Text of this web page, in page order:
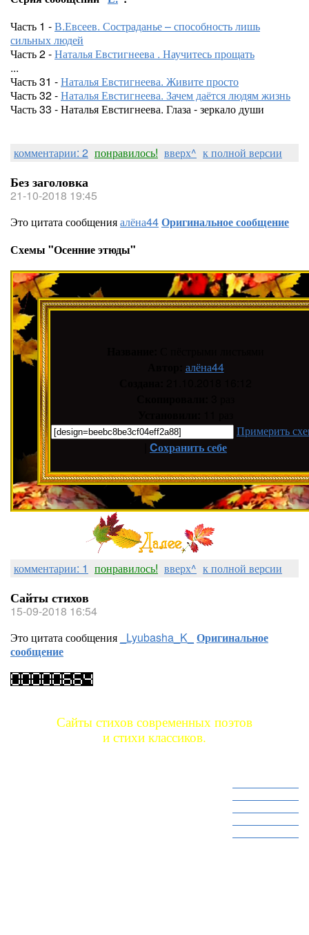
Часть 1 -В.Евсеев. Состраданье – способность лишь
сильных людей
Часть 2 -Наталья Евстигнеева . Научитесь прощать
...
Часть 31 -Наталья Евстигнеева. Живите просто
Часть 32 -Наталья Евстигнеева. Зачем даётся людям жизнь
Часть 33 - Наталья Евстигнеева. Глаза - зеркало души
комментарии: 2 понравилось! вверх^ к полной версии
Без заголовка
21-10-2018 19:45
Это цитата сообщенияалёна44Оригинальное сообщение
Схемы "Осенние этюды"
алёна44
Примерить
Cохранить себе
комментарии: 1 понравилось! вверх^ к полной версии
Сайты стихов
15-09-2018 16:54
Это цитата сообщения
_Lyubasha_K_ Оригинальное
сообщение
Сайты стихов современных поэтов
и стихи классиков.